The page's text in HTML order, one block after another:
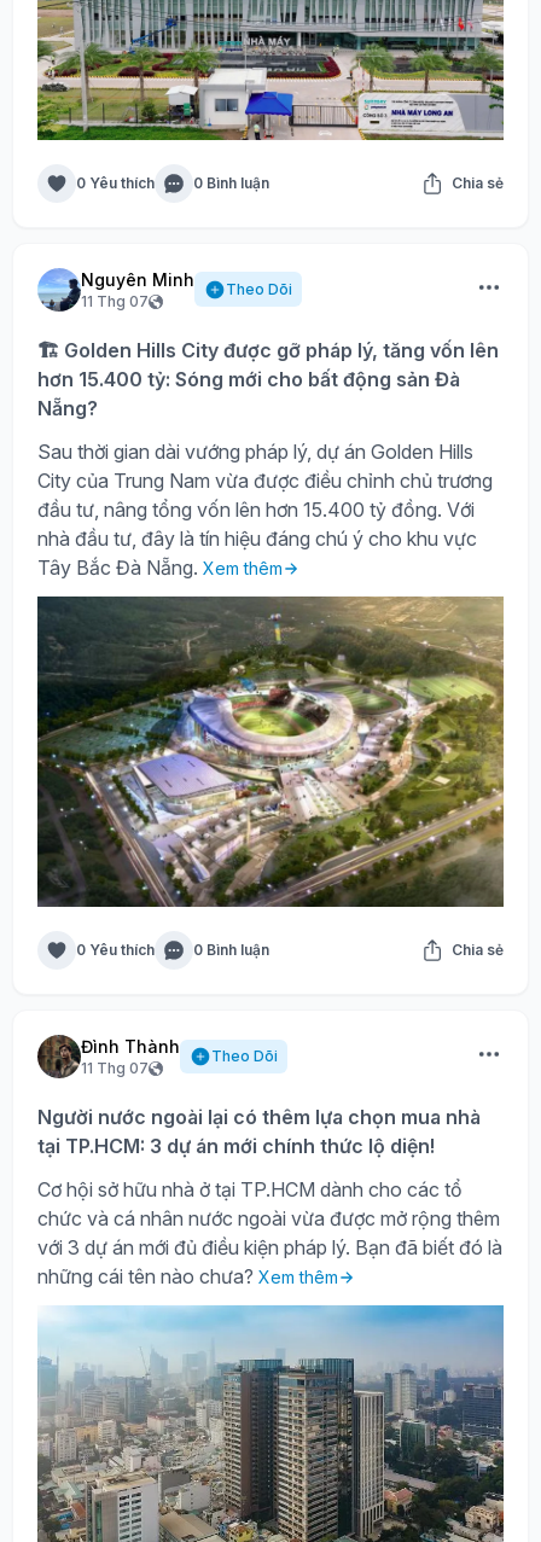
0 Yêu thích 0 Bình luận Chia sẻ
Nguyên Minh
11 Thg 07
Theo Dõi
🏗️ Golden Hills City được gỡ pháp lý, tăng vốn lên
hơn 15.400 tỷ: Sóng mới cho bất động sản Đà
Nẵng?
Sau thời gian dài vướng pháp lý, dự án Golden Hills
City của Trung Nam vừa được điều chỉnh chủ trương
đầu tư, nâng tổng vốn lên hơn 15.400 tỷ đồng. Với
nhà đầu tư, đây là tín hiệu đáng chú ý cho khu vực
Tây Bắc Đà Nẵng. Xem thêm
0 Yêu thích 0 Bình luận Chia sẻ
Đình Thành
11 Thg 07
Theo Dõi
Người nước ngoài lại có thêm lựa chọn mua nhà
tại TP.HCM: 3 dự án mới chính thức lộ diện!
Cơ hội sở hữu nhà ở tại TP.HCM dành cho các tổ
chức và cá nhân nước ngoài vừa được mở rộng thêm
với 3 dự án mới đủ điều kiện pháp lý. Bạn đã biết đó là
những cái tên nào chưa? Xem thêm